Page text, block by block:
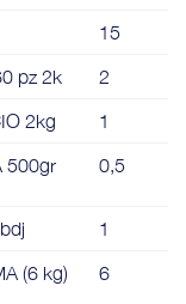
15
pz 2k 2
2kg 1
500gr
0,5
1
(6 kg)
6